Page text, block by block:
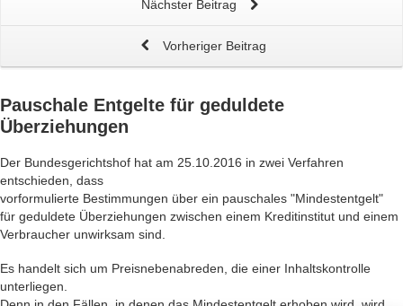
Nächster Beitrag
Vorheriger Beitrag
Pauschale Entgelte für geduldete
Überziehungen
Der Bundesgerichtshof hat am 25.10.2016 in zwei Verfahren
entschieden, dass
vorformulierte Bestimmungen über ein pauschales "Mindestentgelt"
für geduldete Überziehungen zwischen einem Kreditinstitut und einem
Verbraucher unwirksam sind.
Es handelt sich um Preisnebenabreden, die einer Inhaltskontrolle
unterliegen.